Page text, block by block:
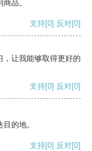
品。
支持[0] 反对[0]
，让我能够取得更好的
支持[0] 反对[0]
的地。
支持[0] 反对[0]